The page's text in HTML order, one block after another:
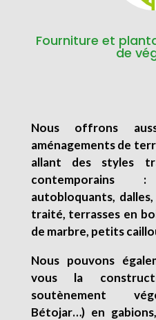
Fourniture et
de
Nous offrons
aménagements de
allant des styles
contemporains
autobloquants,
traité, terrasses en
de marbre, petits
Nous pouvons
vous la
soutènement
Bétojar…) en